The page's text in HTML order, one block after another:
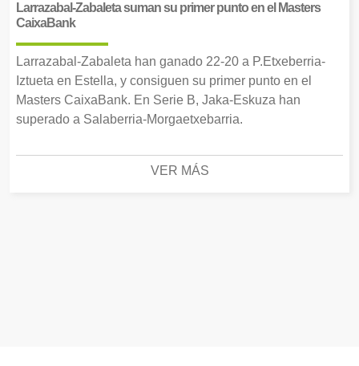
Larrazabal-Zabaleta suman su primer punto en el Masters
CaixaBank
Larrazabal-Zabaleta han ganado 22-20 a P.Etxeberria-
Iztueta en Estella, y consiguen su primer punto en el
Masters CaixaBank. En Serie B, Jaka-Eskuza han
superado a Salaberria-Morgaetxebarria.
VER MÁS